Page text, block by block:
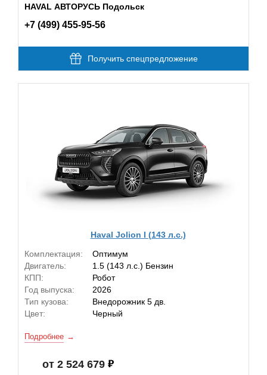
HAVAL АВТОРУСЬ Подольск
+7 (499) 455-95-56
Получить спецпредложение
Haval Jolion I (143 л.с.)
Комплектация:
Оптимум
Двигатель:
1.5 (143 л.с.) Бензин
КПП:
Робот
Год выпуска:
2026
Тип кузова:
Внедорожник 5 дв.
Цвет:
Черный
Подробнее
от 2 524 679